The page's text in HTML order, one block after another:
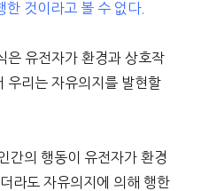
한 것이라고 볼 수 없다.
은 유전자가 환경과 상호작
우리는 자유의지를 발현할
간의 행동이 유전자가 환경
라도 자유의지에 의해 행한